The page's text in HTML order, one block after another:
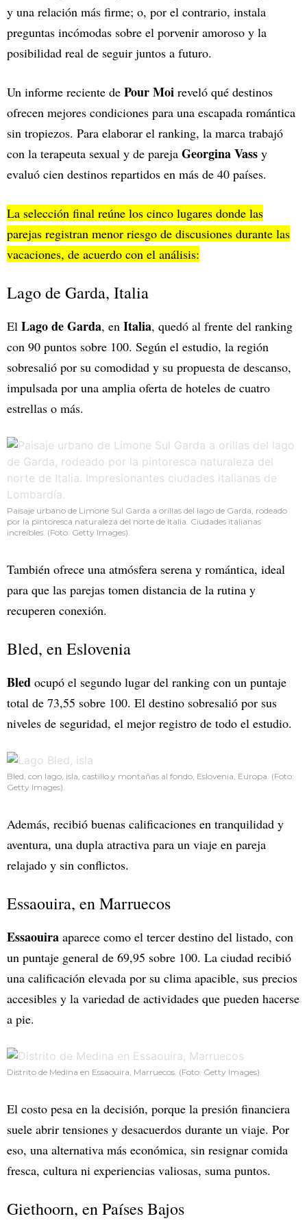
y una relación más firme; o, por el contrario, instala
preguntas incómodas sobre el porvenir amoroso y la
posibilidad real de seguir juntos a futuro.
Un informe reciente de Pour Moi reveló qué destinos
ofrecen mejores condiciones para una escapada romántica
sin tropiezos. Para elaborar el ranking, la marca trabajó
con la terapeuta sexual y de pareja Georgina Vass y
evaluó cien destinos repartidos en más de 40 países.
La selección final reúne los cinco lugares donde las
parejas registran menor riesgo de discusiones durante las
vacaciones, de acuerdo con el análisis:
Lago de Garda, Italia
El Lago de Garda, en Italia, quedó al frente del ranking
con 90 puntos sobre 100. Según el estudio, la región
sobresalió por su comodidad y su propuesta de descanso,
impulsada por una amplia oferta de hoteles de cuatro
estrellas o más.
Paisaje urbano de Limone Sul Garda a orillas del lago de Garda, rodeado
por la pintoresca naturaleza del norte de Italia. Ciudades italianas
increíbles. (Foto: Getty Images).
También ofrece una atmósfera serena y romántica, ideal
para que las parejas tomen distancia de la rutina y
recuperen conexión.
Bled, en Eslovenia
Bled ocupó el segundo lugar del ranking con un puntaje
total de 73,55 sobre 100. El destino sobresalió por sus
niveles de seguridad, el mejor registro de todo el estudio.
Bled, con lago, isla, castillo y montañas al fondo, Eslovenia, Europa. (Foto:
Getty Images).
Además, recibió buenas calificaciones en tranquilidad y
aventura, una dupla atractiva para un viaje en pareja
relajado y sin conflictos.
Essaouira, en Marruecos
Essaouira aparece como el tercer destino del listado, con
un puntaje general de 69,95 sobre 100. La ciudad recibió
una calificación elevada por su clima apacible, sus precios
accesibles y la variedad de actividades que pueden hacerse
a pie.
Distrito de Medina en Essaouira, Marruecos. (Foto: Getty Images).
El costo pesa en la decisión, porque la presión financiera
suele abrir tensiones y desacuerdos durante un viaje. Por
eso, una alternativa más económica, sin resignar comida
fresca, cultura ni experiencias valiosas, suma puntos.
Giethoorn, en Países Bajos